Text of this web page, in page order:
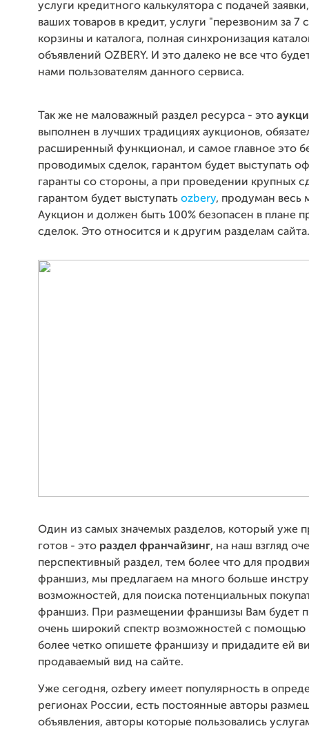
услуги кредитного калькулятора с подачей
ваших товаров в кредит, услуги "перезвоним за 7
корзины и каталога, полная синхронизация
объявлений OZBERY. И это далеко не все что
нами пользователям данного сервиса.
Так же не маловажный раздел ресурса - это
выполнен в лучших традициях аукционов,
расширенный функционал, и самое главное это
проводимых сделок, гарантом будет выступать
гаранты со стороны, а при проведении крупных
гарантом будет выступать ozbery, продуман весь
Аукцион и должен быть 100% безопасен в плане
сделок. Это относится и к другим разделам сайта.
Один из самых значемых разделов, который уже
готов - это раздел франчайзинг, на наш взгляд
перспективный раздел, тем более что для
франшиз, мы предлагаем на много больше
возможностей, для поиска потенциальных
франшиз. При размещении франшизы Вам будет
очень широкий спектр возможностей с помощью
более четко опишете франшизу и придадите ей
продаваемый вид на сайте.
Уже сегодня, ozbery имеет популярность в
регионах России, есть постоянные авторы
объявления, авторы которые пользовались